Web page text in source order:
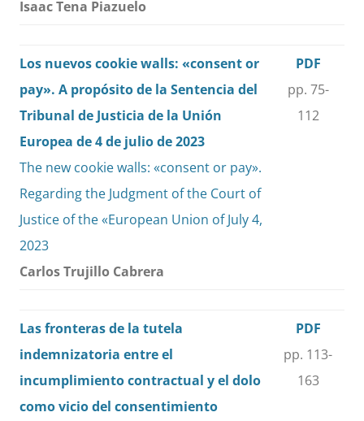
Isaac Tena Piazuelo
Los nuevos cookie walls: «consent or
pay». A propósito de la Sentencia del
Tribunal de Justicia de la Unión
Europea de 4 de julio de 2023
The new cookie walls: «consent or pay».
Regarding the Judgment of the Court of
Justice of the «European Union of July 4,
2023
Carlos Trujillo Cabrera
PDF
pp. 75-
112
Las fronteras de la tutela
indemnizatoria entre el
incumplimiento contractual y el dolo
como vicio del consentimiento
PDF
pp. 113-
163